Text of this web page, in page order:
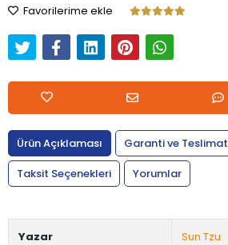
Favorilerime ekle
Ürün Açıklaması
Garanti ve Teslimat
Taksit Seçenekleri
Yorumlar
Yazar Sun Tzu